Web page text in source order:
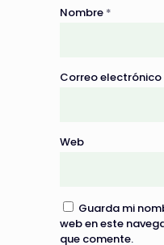
Nombre *
Correo electrónico
Web
Guarda mi
web en este
que comente.